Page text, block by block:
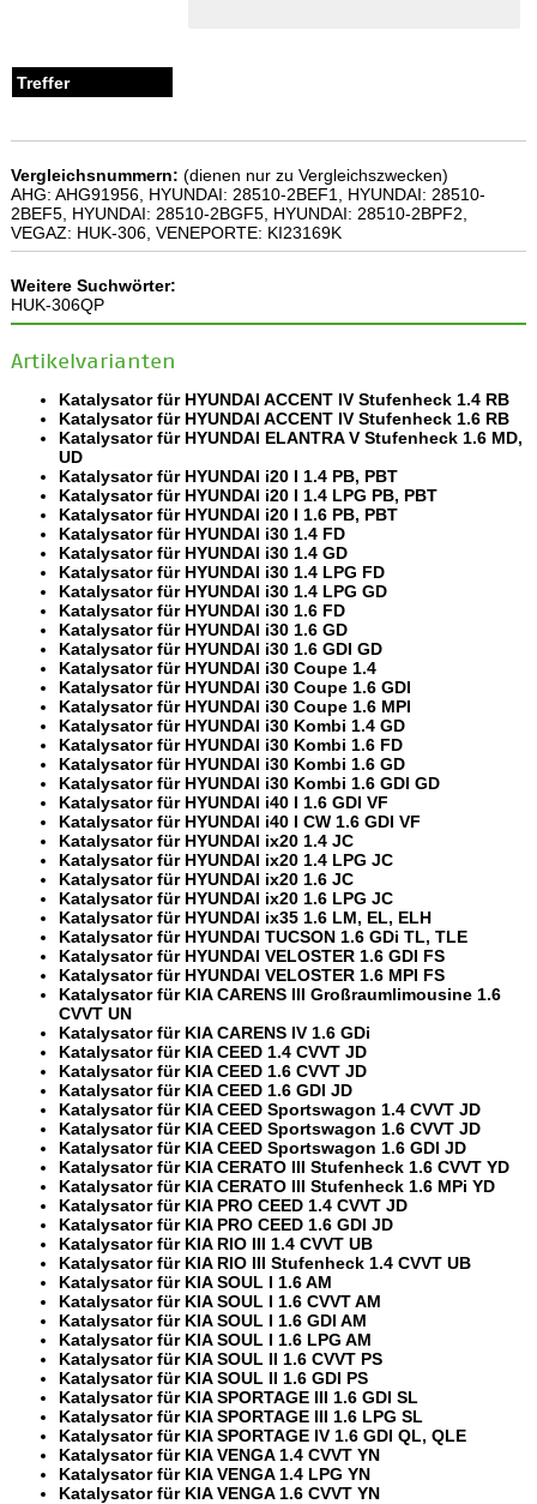
Vergleichsnummern: (dienen nur zu Vergleichszwecken)
AHG: AHG91956, HYUNDAI: 28510-2BEF1, HYUNDAI: 28510-
2BEF5, HYUNDAI: 28510-2BGF5, HYUNDAI: 28510-2BPF2,
VEGAZ: HUK-306, VENEPORTE: KI23169K
Weitere Suchwörter:
HUK-306QP
Artikelvarianten
Katalysator für HYUNDAI ACCENT IV Stufenheck 1.4 RB
Katalysator für HYUNDAI ACCENT IV Stufenheck 1.6 RB
Katalysator für HYUNDAI ELANTRA V Stufenheck 1.6 MD,
UD
Katalysator für HYUNDAI i20 I 1.4 PB, PBT
Katalysator für HYUNDAI i20 I 1.4 LPG PB, PBT
Katalysator für HYUNDAI i20 I 1.6 PB, PBT
Katalysator für HYUNDAI i30 1.4 FD
Katalysator für HYUNDAI i30 1.4 GD
Katalysator für HYUNDAI i30 1.4 LPG FD
Katalysator für HYUNDAI i30 1.4 LPG GD
Katalysator für HYUNDAI i30 1.6 FD
Katalysator für HYUNDAI i30 1.6 GD
Katalysator für HYUNDAI i30 1.6 GDI GD
Katalysator für HYUNDAI i30 Coupe 1.4
Katalysator für HYUNDAI i30 Coupe 1.6 GDI
Katalysator für HYUNDAI i30 Coupe 1.6 MPI
Katalysator für HYUNDAI i30 Kombi 1.4 GD
Katalysator für HYUNDAI i30 Kombi 1.6 FD
Katalysator für HYUNDAI i30 Kombi 1.6 GD
Katalysator für HYUNDAI i30 Kombi 1.6 GDI GD
Katalysator für HYUNDAI i40 I 1.6 GDI VF
Katalysator für HYUNDAI i40 I CW 1.6 GDI VF
Katalysator für HYUNDAI ix20 1.4 JC
Katalysator für HYUNDAI ix20 1.4 LPG JC
Katalysator für HYUNDAI ix20 1.6 JC
Katalysator für HYUNDAI ix20 1.6 LPG JC
Katalysator für HYUNDAI ix35 1.6 LM, EL, ELH
Katalysator für HYUNDAI TUCSON 1.6 GDi TL, TLE
Katalysator für HYUNDAI VELOSTER 1.6 GDI FS
Katalysator für HYUNDAI VELOSTER 1.6 MPI FS
Katalysator für KIA CARENS III Großraumlimousine 1.6
CVVT UN
Katalysator für KIA CARENS IV 1.6 GDi
Katalysator für KIA CEED 1.4 CVVT JD
Katalysator für KIA CEED 1.6 CVVT JD
Katalysator für KIA CEED 1.6 GDI JD
Katalysator für KIA CEED Sportswagon 1.4 CVVT JD
Katalysator für KIA CEED Sportswagon 1.6 CVVT JD
Katalysator für KIA CEED Sportswagon 1.6 GDI JD
Katalysator für KIA CERATO III Stufenheck 1.6 CVVT YD
Katalysator für KIA CERATO III Stufenheck 1.6 MPi YD
Katalysator für KIA PRO CEED 1.4 CVVT JD
Katalysator für KIA PRO CEED 1.6 GDI JD
Katalysator für KIA RIO III 1.4 CVVT UB
Katalysator für KIA RIO III Stufenheck 1.4 CVVT UB
Katalysator für KIA SOUL I 1.6 AM
Katalysator für KIA SOUL I 1.6 CVVT AM
Katalysator für KIA SOUL I 1.6 GDI AM
Katalysator für KIA SOUL I 1.6 LPG AM
Katalysator für KIA SOUL II 1.6 CVVT PS
Katalysator für KIA SOUL II 1.6 GDI PS
Katalysator für KIA SPORTAGE III 1.6 GDI SL
Katalysator für KIA SPORTAGE III 1.6 LPG SL
Katalysator für KIA SPORTAGE IV 1.6 GDI QL, QLE
Katalysator für KIA VENGA 1.4 CVVT YN
Katalysator für KIA VENGA 1.4 LPG YN
Katalysator für KIA VENGA 1.6 CVVT YN